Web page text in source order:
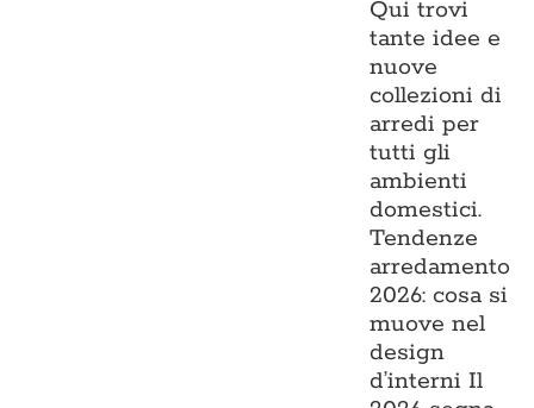
Qui trovi
tante idee e
nuove
collezioni di
arredi per
tutti gli
ambienti
domestici.
Tendenze
arredamento
2026: cosa si
muove nel
design
d’interni Il